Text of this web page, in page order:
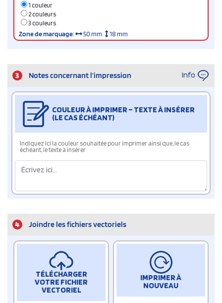
1 couleur
2 couleurs
3 couleurs
Zone de marquage: 50 mm 18 mm
3 Notes concernant l’impression Info
COULEUR À IMPRIMER – TEXTE À INSÉRER
(LE CAS ÉCHÉANT)
Indiquez ici la couleur souhaitée pour imprimer ainsi que, le cas
échéant, le texte à insérer
4 Joindre les fichiers vectoriels
TÉLÉCHARGER
VOTRE FICHIER
VECTORIEL
IMPRIMER À
NOUVEAU